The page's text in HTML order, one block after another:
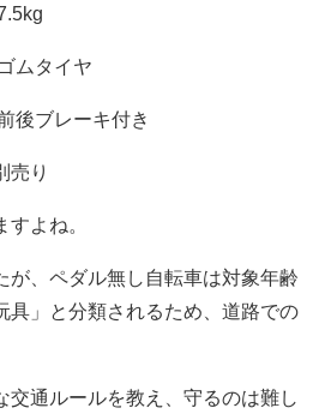
タイヤ
ブレーキ付き
り
よね。
が、ペダル無し自転車は対象年齢
具」と分類されるため、道路での
交通ルールを教え、守るのは難し